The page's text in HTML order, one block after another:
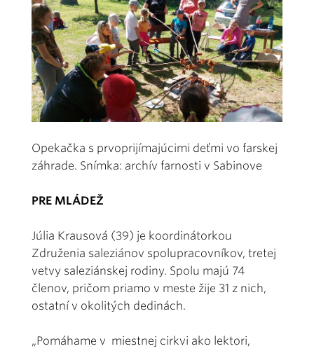
Opekačka s prvoprijímajúcimi deťmi vo farskej
záhrade. Snímka: archív farnosti v Sabinove
PRE MLÁDEŽ
Júlia Krausová (39) je koordinátorkou
Združenia saleziánov spolupracovníkov, tretej
vetvy saleziánskej rodiny. Spolu majú 74
členov, pričom priamo v meste žije 31 z nich,
ostatní v okolitých dedinách.
„Pomáhame v miestnej cirkvi ako lektori,